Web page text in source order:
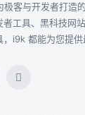
客与开发者打造
工具、黑科技网
i9k 都能为您提供